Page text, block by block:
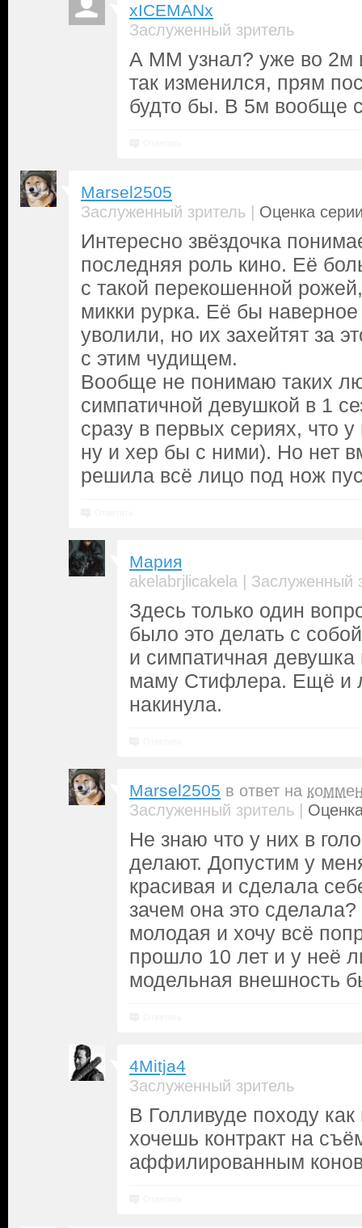
xICEMANx
Заслуженный зритель
А ММ узнал? уже во 2м
так изменился, прям
будто бы. В 5м вообще
Marsel2505
Заслуженный зритель | Оценка
Интересно звёздочка
последняя роль кино. Её
с такой перекошенной
микки рурка. Её бы
уволили, но их захейтят за
с этим чудищем.
Вообще не понимаю таких
симпатичной девушкой в 1
сразу в первых сериях, что
ну и хер бы с ними). Но нет
решила всё лицо под нож
Мария
akelabrjlicakela | Заслуженный
Здесь только один
было это делать с
и симпатичная девушка
маму Стифлера. Ещё и
накинула.
Marsel2505 в ответ на
Заслуженный зритель |
Не знаю что у них в
делают. Допустим у
красивая и сделала
зачем она это
молодая и хочу всё
прошло 10 лет и у неё
модельная внешность
4Mitja4
Заслуженный зритель
В Голливуде походу
хочешь контракт на
аффилированным